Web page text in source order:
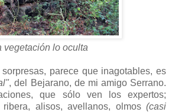
vegetación lo oculta
parece que inagotables, es
, del Bejarano, de mi amigo Serrano.
que sólo ven los expertos;
alisos, avellanos, olmos (casi